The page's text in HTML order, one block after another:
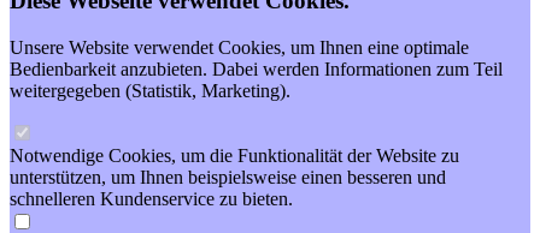
Unsere Website verwendet Cookies, um Ihnen eine optimale
Bedienbarkeit anzubieten. Dabei werden Informationen zum Teil
weitergegeben (Statistik, Marketing).
Notwendige Cookies, um die Funktionalität der Website zu
unterstützen, um Ihnen beispielsweise einen besseren und
schnelleren Kundenservice zu bieten.